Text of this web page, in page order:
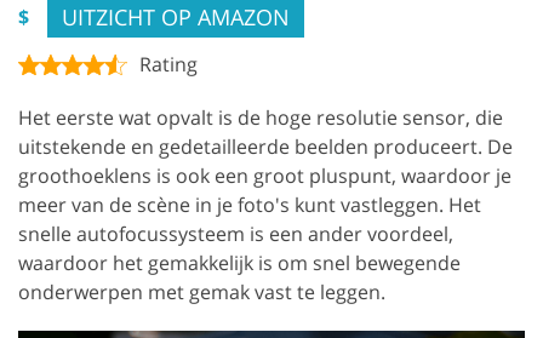
$ UITZICHT OP AMAZON
Rating
Het eerste wat opvalt is de hoge resolutie sensor, die
uitstekende en gedetailleerde beelden produceert. De
groothoeklens is ook een groot pluspunt, waardoor je
meer van de scène in je foto's kunt vastleggen. Het
snelle autofocussysteem is een ander voordeel,
waardoor het gemakkelijk is om snel bewegende
onderwerpen met gemak vast te leggen.